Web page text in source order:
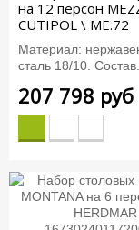
на 12 персон
CUTIPOL \ ME.72
Материал:
сталь 18/10. Состав...
207 798 руб